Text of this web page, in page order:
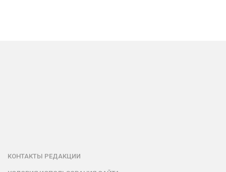
КОНТАКТЫ РЕДАКЦИИ